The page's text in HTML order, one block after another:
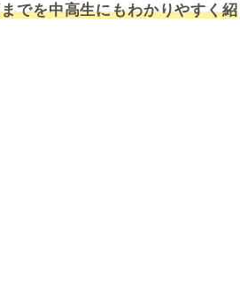
でを中高生にもわかりやすく紹